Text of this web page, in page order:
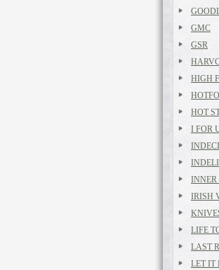
GMC
GSR
HIGH
HOT
I FOR
INNER
IRISH
LIFE
LAST
LET IT